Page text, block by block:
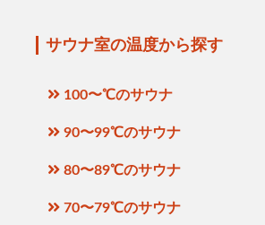
サウナ室の温度から探す
100〜℃のサウナ
90〜99℃のサウナ
80〜89℃のサウナ
70〜79℃のサウナ